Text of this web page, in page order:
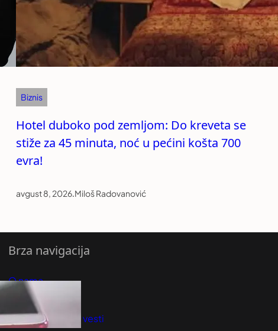
Biznis
Hotel duboko pod zemljom: Do kreveta se
stiže za 45 minuta, noć u pećini košta 700
evra!
avgust 8, 2026.Miloš Radovanović
Brza navigacija
O nama
Predloži Vest
Pretplatite se na vesti